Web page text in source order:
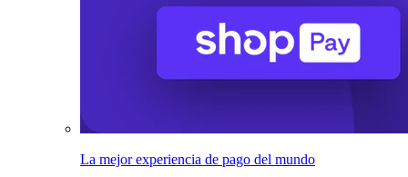
La mejor experiencia de pago del mundo